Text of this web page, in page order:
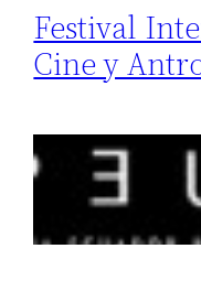
Festival
Cine y